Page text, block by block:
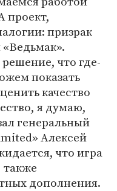
проект,
призрак
что где-
показать
качество
я думаю,
генеральный
Алексей
что игра
также
дополнения.